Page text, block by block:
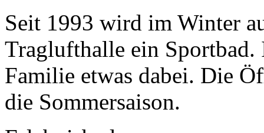
Seit 1993 wird im Winter
Traglufthalle ein
Familie etwas dabei. Die
die Sommersaison.